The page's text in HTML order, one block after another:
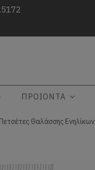
ΠΡΟΙΟΝΤΑ
Πετσέτες Θαλάσσης Ενηλίκων